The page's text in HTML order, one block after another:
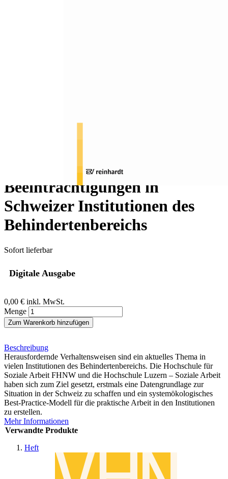
Erwachsenen mit kognitiven
Beeinträchtigungen in
Schweizer Institutionen des
Behindertenbereichs
Sofort lieferbar
Digitale Ausgabe
0,00 € inkl. MwSt.
Menge
Zum Warenkorb hinzufügen
Beschreibung
Herausfordernde Verhaltensweisen sind ein aktuelles Thema in
vielen Institutionen des Behindertenbereichs. Die Hochschule für
Soziale Arbeit FHNW und die Hochschule Luzern – Soziale Arbeit
haben sich zum Ziel gesetzt, erstmals eine Datengrundlage zur
Situation in der Schweiz zu schaffen und ein systemökologisches
Best-Practice-Modell für die praktische Arbeit in den Institutionen
zu erstellen.
Mehr Informationen
Verwandte Produkte
Heft